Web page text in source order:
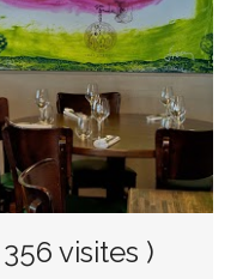
356 visites )